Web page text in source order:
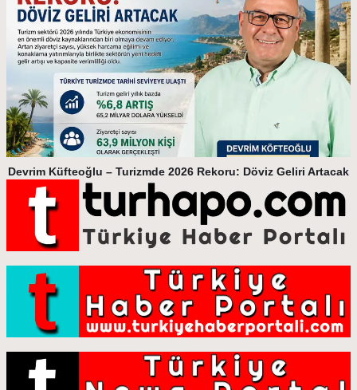
Devrim Küfteoğlu – Turizmde 2026 Rekoru: Döviz Geliri Artacak